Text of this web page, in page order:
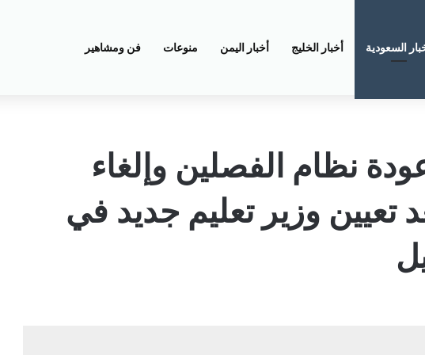
السعودية أخبار الخليج أخبار اليمن منوعات فن ومشاهير
نظام الفصلين وإلغاء
تعيين وزير تعليم جديد في